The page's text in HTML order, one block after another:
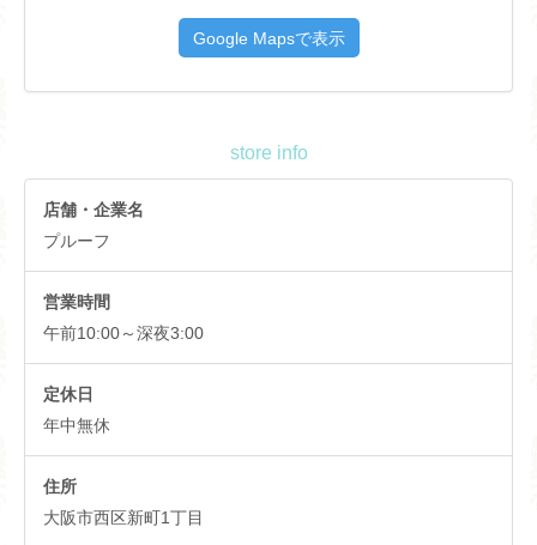
store info
店舗・企業名
プルーフ
営業時間
午前10:00～深夜3:00
定休日
年中無休
住所
大阪市西区新町1丁目